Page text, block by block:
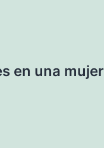
en una mujer